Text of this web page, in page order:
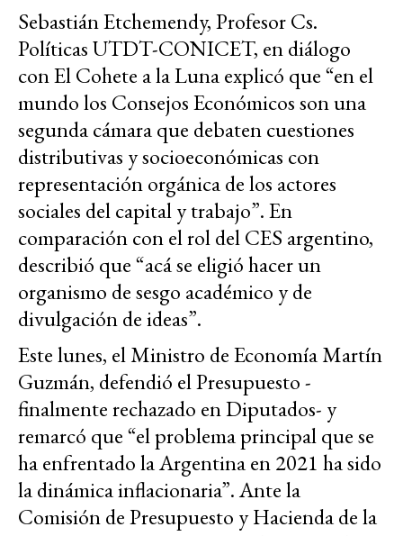
Sebastián Etchemendy, Profesor Cs.
Políticas UTDT-CONICET, en diálogo
con El Cohete a la Luna explicó que “en el
mundo los Consejos Económicos son una
segunda cámara que debaten cuestiones
distributivas y socioeconómicas con
representación orgánica de los actores
sociales del capital y trabajo”. En
comparación con el rol del CES argentino,
describió que “acá se eligió hacer un
organismo de sesgo académico y de
divulgación de ideas”.
Este lunes, el Ministro de Economía Martín
Guzmán, defendió el Presupuesto -
finalmente rechazado en Diputados- y
remarcó que “el problema principal que se
ha enfrentado la Argentina en 2021 ha sido
la dinámica inflacionaria”. Ante la
Comisión de Presupuesto y Hacienda de la